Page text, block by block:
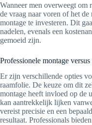
Wanneer men overweegt om
de vraag naar voren of het
montage te investeren. Dit
nadelen, evenals een
gemoeid zijn.
Professionele montage
Er zijn verschillende opties
raamfolie. De keuze om dit
montage heeft invloed op de
kan aantrekkelijk lijken
vereist precisie en een
resultaat. Professionals